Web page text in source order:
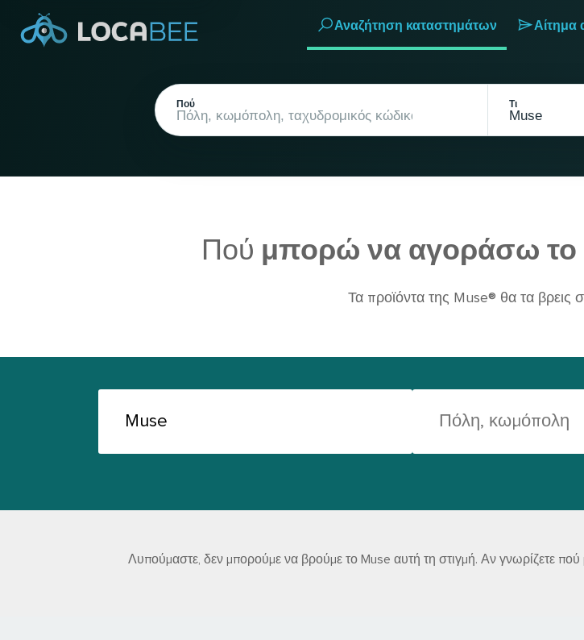
Αναζήτηση καταστημάτων Αίτημα
Πού Τι
Πού μπορώ να αγοράσω το
Τα προϊόντα της Muse® θα τα βρεις
Λυπούμαστε, δεν μπορούμε να βρούμε το Muse αυτή τη στιγμή. Αν γνωρίζετε